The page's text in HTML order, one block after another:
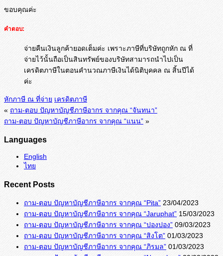
ขอบคุณค่ะ
คำตอบ:
จ่ายคืนเงินลูกค้ายอดเต็มค่ะ เพราะภาษีที่บริษัทถูกหัก ณ ที่
จ่ายไว้นั้นถือเป็นสินทรัพย์ของบริษัทสามารถนำไปเป็น
เครดิตภาษีในตอนคำนวณภาษีเงินได้นิติบุคคล ณ สิ้นปีได้
ค่ะ
หักภาษี ณ ที่จ่าย เครดิตภาษี
« ถาม-ตอบ ปัญหาบัญชีภาษีอากร จากคุณ “จันทนา”
ถาม-ตอบ ปัญหาบัญชีภาษีอากร จากคุณ “แนน” »
Languages
English
ไทย
Recent Posts
ถาม-ตอบ ปัญหาบัญชีภาษีอากร จากคุณ “Pita” 23/04/2023
ถาม-ตอบ ปัญหาบัญชีภาษีอากร จากคุณ “Jaruphat” 15/03/2023
ถาม-ตอบ ปัญหาบัญชีภาษีอากร จากคุณ “ปองปอง” 09/03/2023
ถาม-ตอบ ปัญหาบัญชีภาษีอากร จากคุณ “สิงโต” 01/03/2023
ถาม-ตอบ ปัญหาบัญชีภาษีอากร จากคุณ “ภิรมล” 01/03/2023